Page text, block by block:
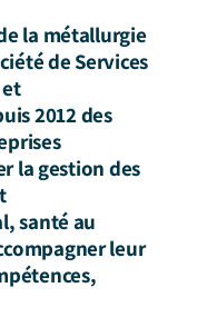
la métallurgie
de Services
2012 des
la gestion des
santé au
leur